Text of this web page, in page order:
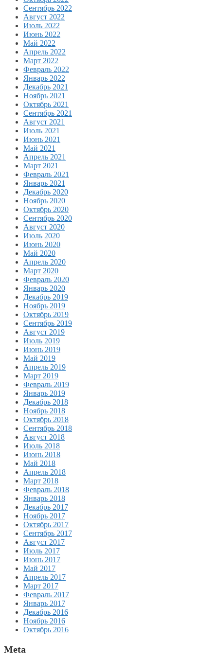
Сентябрь 2022
Август 2022
Июль 2022
Июнь 2022
Май 2022
Апрель 2022
Март 2022
Февраль 2022
Январь 2022
Декабрь 2021
Ноябрь 2021
Октябрь 2021
Сентябрь 2021
Август 2021
Июль 2021
Июнь 2021
Май 2021
Апрель 2021
Март 2021
Февраль 2021
Январь 2021
Декабрь 2020
Ноябрь 2020
Октябрь 2020
Сентябрь 2020
Август 2020
Июль 2020
Июнь 2020
Май 2020
Апрель 2020
Март 2020
Февраль 2020
Январь 2020
Декабрь 2019
Ноябрь 2019
Октябрь 2019
Сентябрь 2019
Август 2019
Июль 2019
Июнь 2019
Май 2019
Апрель 2019
Март 2019
Февраль 2019
Январь 2019
Декабрь 2018
Ноябрь 2018
Октябрь 2018
Сентябрь 2018
Август 2018
Июль 2018
Июнь 2018
Май 2018
Апрель 2018
Март 2018
Февраль 2018
Январь 2018
Декабрь 2017
Ноябрь 2017
Октябрь 2017
Сентябрь 2017
Август 2017
Июль 2017
Июнь 2017
Май 2017
Апрель 2017
Март 2017
Февраль 2017
Январь 2017
Декабрь 2016
Ноябрь 2016
Октябрь 2016
Meta